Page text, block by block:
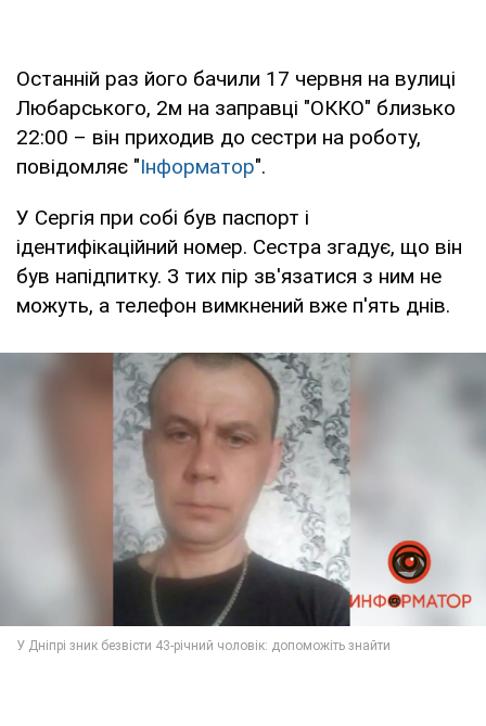
Останній раз його бачили 17 червня на вулиці
Любарського, 2м на заправці "ОККО" близько
22:00 – він приходив до сестри на роботу,
повідомляє "Інформатор".
У Сергія при собі був паспорт і
ідентифікаційний номер. Сестра згадує, що він
був напідпитку. З тих пір зв'язатися з ним не
можуть, а телефон вимкнений вже п'ять днів.